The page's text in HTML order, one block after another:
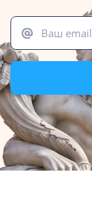
Ваш email